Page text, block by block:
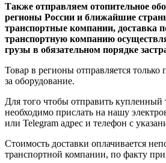
Также отправляем отопительное
регионы России и ближайшие
транспортные компании, доставка
транспортную компанию
грузы в обязательном порядке
Товар в регионы отправляется только
за оборудование.
Для того чтобы отправить купленный
необходимо прислать на нашу
или Telegram адрес и телефон с
Стоимость доставки оплачивается
транспортной компании, по факту